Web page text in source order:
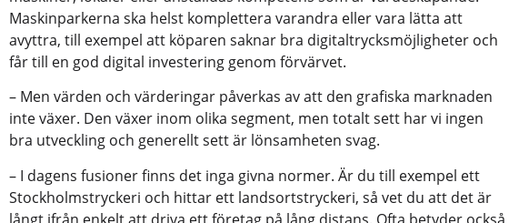
Maskinparkerna ska helst komplettera varandra eller vara lätta att
avyttra, till exempel att köparen saknar bra digitaltrycksmöjligheter och
får till en god digital investering genom förvärvet.
– Men värden och värderingar påverkas av att den grafiska marknaden
inte växer. Den växer inom olika segment, men totalt sett har vi ingen
bra utveckling och generellt sett är lönsamheten svag.
– I dagens fusioner finns det inga givna normer. Är du till exempel ett
Stockholmstryckeri och hittar ett landsortstryckeri, så vet du att det är